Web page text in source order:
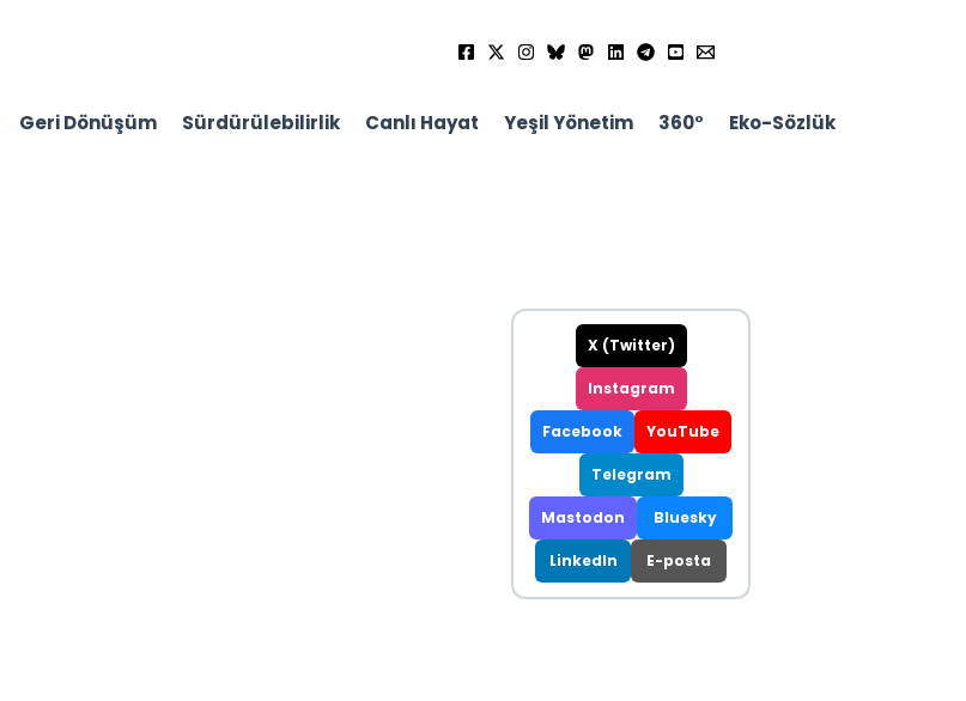
Geri Dönüşüm Sürdürülebilirlik Canlı Hayat Yeşil Yönetim 360° Eko-Sözlük
X (Twitter)
Instagram
Facebook YouTube
Telegram
Mastodon Bluesky
LinkedIn E-posta